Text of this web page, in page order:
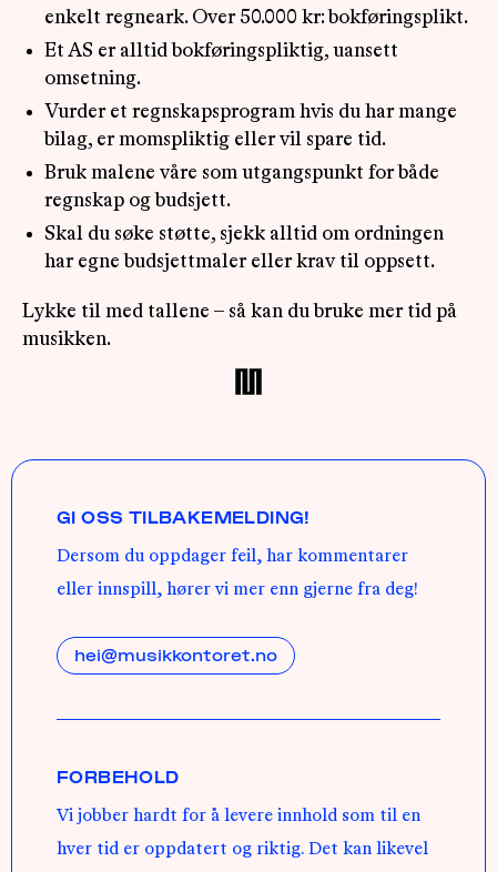
enkelt regneark. Over 50.000 kr: bokføringsplikt.
Et AS er alltid bokføringspliktig, uansett
omsetning.
Vurder et regnskapsprogram hvis du har mange
bilag, er momspliktig eller vil spare tid.
Bruk malene våre som utgangspunkt for både
regnskap og budsjett.
Skal du søke støtte, sjekk alltid om ordningen
har egne budsjettmaler eller krav til oppsett.
Lykke til med tallene – så kan du bruke mer tid på
musikken.
GI OSS TILBAKEMELDING!
Dersom du oppdager feil, har kommentarer
eller innspill, hører vi mer enn gjerne fra deg!
hei@musikkontoret.no
FORBEHOLD
Vi jobber hardt for å levere innhold som til en
hver tid er oppdatert og riktig. Det kan likevel